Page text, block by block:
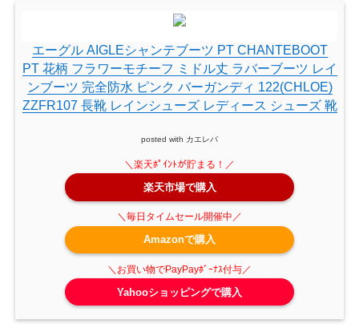
エーグル AIGLEシャンテブーツ PT CHANTEBOOT
PT 花柄 フラワーモチーフ ミドル丈 ラバーブーツ レイ
ンブーツ 完全防水 ピンク バーガンディ 122(CHLOE)
ZZFR107 長靴 レインシューズ レディース シューズ 靴
posted with カエレバ
楽天市場で購入
Amazonで購入
Yahooショッピングで購入